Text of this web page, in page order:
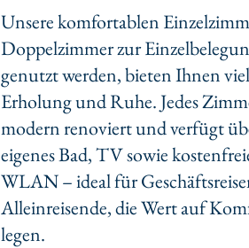
Unsere komfortablen
Doppelzimmer zur
genutzt werden, bieten Ihnen
Erholung und Ruhe. Jedes
modern renoviert und verfügt
eigenes Bad, TV sowie
WLAN – ideal für
Alleinreisende, die Wert auf
legen.